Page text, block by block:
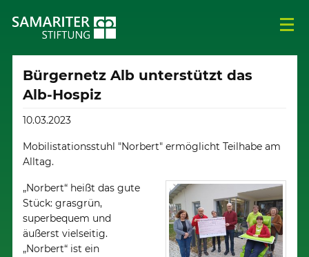
Bürgernetz Alb unterstützt das
Alb-Hospiz
10.03.2023
Mobilistationsstuhl "Norbert" ermöglicht Teilhabe am
Alltag.
„Norbert“ heißt das gute
Stück: grasgrün,
superbequem und
äußerst vielseitig.
„Norbert“ ist ein